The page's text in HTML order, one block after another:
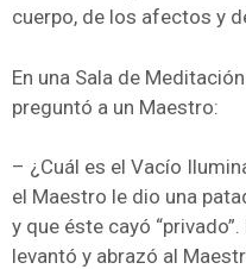
cuerpo, de los afectos y
En una Sala de
preguntó a un Maestro:
– ¿Cuál es el Vacío
el Maestro le dio una
y que éste cayó
levantó y abrazó al